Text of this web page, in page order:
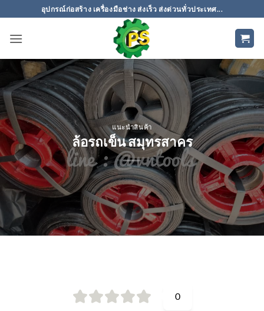
ไป
อุปกรณ์ก่อสร้าง เครื่องมือช่าง ส่งเร็ว ส่งด่วนทั่วประเทศ...
แนะนำสินค้า
ล้อรถเข็น สมุทรสาคร
0